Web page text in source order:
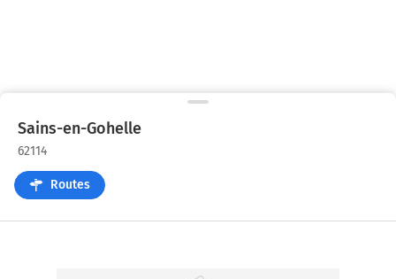
Sains-en-Gohelle
62114
Routes